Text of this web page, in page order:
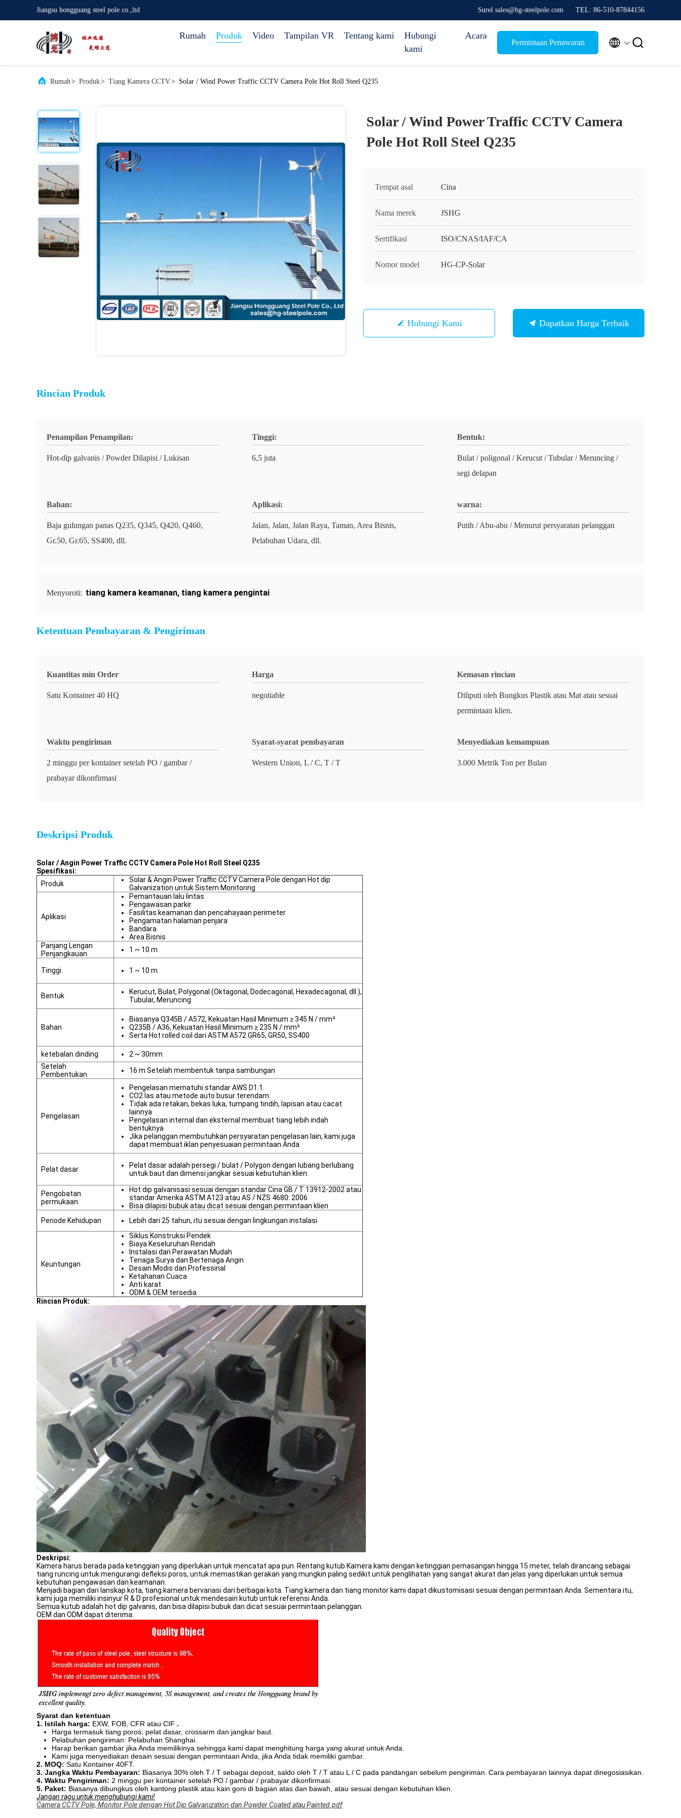
Jiangsu hongguang steel pole co.,ltd Surel sales@hg-steelpole.com TEL: 86-510-87844156
Rumah Produk Video Tampilan VR Tentang kami
Hubungi
kami
Acara
Permintaan Penawaran  
Rumah> Produk> Tiang Kamera CCTV> Solar / Wind Power Traffic CCTV Camera Pole Hot Roll Steel Q235
Solar / Wind Power Traffic CCTV Camera
Pole Hot Roll Steel Q235
Tempat asal Cina
Nama merek JSHG
Sertifikasi ISO/CNAS/IAF/CA
Nomor model HG-CP-Solar
Hubungi Kami Dapatkan Harga Terbaik
Rincian Produk
Penampilan Penampilan:
Hot-dip galvanis / Powder Dilapisi / Lukisan
Tinggi:
6,5 juta
Bentuk:
Bulat / poligonal / Kerucut / Tubular / Meruncing /
segi delapan
Bahan:
Baja gulungan panas Q235, Q345, Q420, Q460,
Gr.50, Gr.65, SS400, dll.
Aplikasi:
Jalan, Jalan, Jalan Raya, Taman, Area Bisnis,
Pelabuhan Udara, dll.
warna:
Putih / Abu-abu / Menurut persyaratan pelanggan
Menyoroti: tiang kamera keamanan, tiang kamera pengintai
Ketentuan Pembayaran & Pengiriman
Kuantitas min Order
Satu Kontainer 40 HQ
Harga
negotiable
Kemasan rincian
Diliputi oleh Bungkus Plastik atau Mat atau sesuai
permintaan klien.
Waktu pengiriman
2 minggu per kontainer setelah PO / gambar /
prabayar dikonfirmasi
Syarat-syarat pembayaran
Western Union, L / C, T / T
Menyediakan kemampuan
3.000 Metrik Ton per Bulan
Deskripsi Produk
Solar / Angin Power Traffic CCTV Camera Pole Hot Roll Steel Q235
Spesifikasi:
Produk
Solar & Angin Power Traffic CCTV Camera Pole dengan Hot dip
Galvanization untuk Sistem Monitoring
Aplikasi
Pemantauan lalu lintas
Pengawasan parkir
Fasilitas keamanan dan pencahayaan perimeter
Pengamatan halaman penjara
Bandara
Area Bisnis
Panjang Lengan
Penjangkauan
1 ~ 10 m
Tinggi 1 ~ 10 m
Bentuk
Kerucut, Bulat, Polygonal (Oktagonal, Dodecagonal, Hexadecagonal, dll.),
Tubular, Meruncing
Bahan
Biasanya Q345B / A572, Kekuatan Hasil Minimum ≥ 345 N / mm²
Q235B / A36, Kekuatan Hasil Minimum ≥ 235 N / mm²
Serta Hot rolled coil dari ASTM A572 GR65, GR50, SS400
ketebalan dinding
2 ~ 30mm
Setelah
Pembentukan
16 m Setelah membentuk tanpa sambungan
Pengelasan
Pengelasan mematuhi standar AWS D1.1.
CO2 las atau metode auto busur terendam
Tidak ada retakan, bekas luka, tumpang tindih, lapisan atau cacat
lainnya
Pengelasan internal dan eksternal membuat tiang lebih indah
bentuknya
Jika pelanggan membutuhkan persyaratan pengelasan lain, kami juga
dapat membuat iklan penyesuaian permintaan Anda
Pelat dasar
Pelat dasar adalah persegi / bulat / Polygon dengan lubang berlubang
untuk baut dan dimensi jangkar sesuai kebutuhan klien.
Pengobatan
permukaan
Hot dip galvanisasi sesuai dengan standar Cina GB / T 13912-2002 atau
standar Amerika ASTM A123 atau AS / NZS 4680: 2006
Bisa dilapisi bubuk atau dicat sesuai dengan permintaan klien
Periode Kehidupan
Lebih dari 25 tahun, itu sesuai dengan lingkungan instalasi
Keuntungan
Siklus Konstruksi Pendek
Biaya Keseluruhan Rendah
Instalasi dan Perawatan Mudah
Tenaga Surya dan Bertenaga Angin
Desain Modis dan Professinal
Ketahanan Cuaca
Anti karat
ODM & OEM tersedia
Rincian Produk:
Deskripsi:
Kamera harus berada pada ketinggian yang diperlukan untuk mencatat apa pun. Rentang kutub Kamera kami dengan ketinggian pemasangan hingga 15 meter, telah dirancang sebagai
tiang runcing untuk mengurangi defleksi poros, untuk memastikan gerakan yang mungkin paling sedikit untuk penglihatan yang sangat akurat dan jelas yang diperlukan untuk semua
kebutuhan pengawasan dan keamanan.
Menjadi bagian dari lanskap kota, tiang kamera bervariasi dari berbagai kota. Tiang kamera dan tiang monitor kami dapat dikustomisasi sesuai dengan permintaan Anda. Sementara itu,
kami juga memiliki insinyur R & D profesional untuk mendesain kutub untuk referensi Anda.
Semua kutub adalah hot dip galvanis, dan bisa dilapisi bubuk dan dicat sesuai permintaan pelanggan.
OEM dan ODM dapat diterima.
Syarat dan ketentuan
1. Istilah harga: EXW, FOB, CFR atau CIF .
Harga termasuk tiang poros, pelat dasar, crossarm dan jangkar baut.
Pelabuhan pengiriman: Pelabuhan Shanghai.
Harap berikan gambar jika Anda memilikinya sehingga kami dapat menghitung harga yang akurat untuk Anda.
Kami juga menyediakan desain sesuai dengan permintaan Anda, jika Anda tidak memiliki gambar.
2. MOQ: Satu Kontainer 40FT.
3. Jangka Waktu Pembayaran: Biasanya 30% oleh T / T sebagai deposit, saldo oleh T / T atau L / C pada pandangan sebelum pengiriman. Cara pembayaran lainnya dapat dinegosiasikan.
4. Waktu Pengiriman: 2 minggu per kontainer setelah PO / gambar / prabayar dikonfirmasi.
5. Paket: Biasanya dibungkus oleh kantong plastik atau kain goni di bagian atas dan bawah, atau sesuai dengan kebutuhan klien.
Jangan ragu untuk menghubungi kami!
Camera CCTV Pole, Monitor Pole dengan Hot Dip Galvanization dan Powder Coated atau Painted.pdf